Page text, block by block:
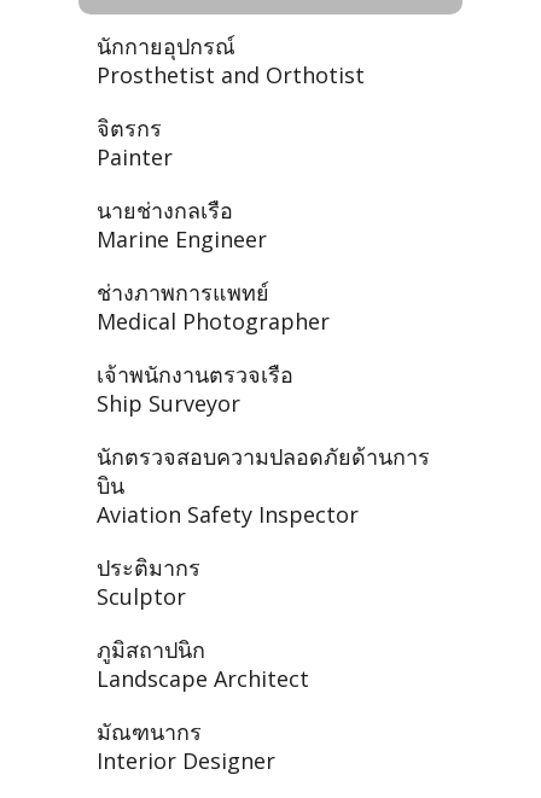
นักกายอุปกรณ์
Prosthetist and Orthotist
จิตรกร
Painter
นายช่างกลเรือ
Marine Engineer
ช่างภาพการแพทย์
Medical Photographer
เจ้าพนักงานตรวจเรือ
Ship Surveyor
นักตรวจสอบความปลอดภัยด้านการ
บิน
Aviation Safety Inspector
ประติมากร
Sculptor
ภูมิสถาปนิก
Landscape Architect
มัณฑนากร
Interior Designer